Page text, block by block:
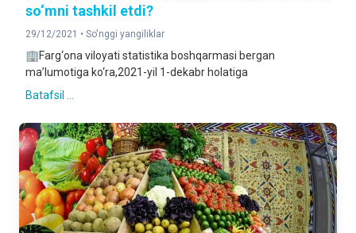
so‘mni tashkil etdi?
29/12/2021 • So'nggi yangiliklar
🏢Farg‘ona viloyati statistika boshqarmasi bergan
ma’lumotiga ko‘ra,2021-yil 1-dekabr holatiga
Batafsil ...